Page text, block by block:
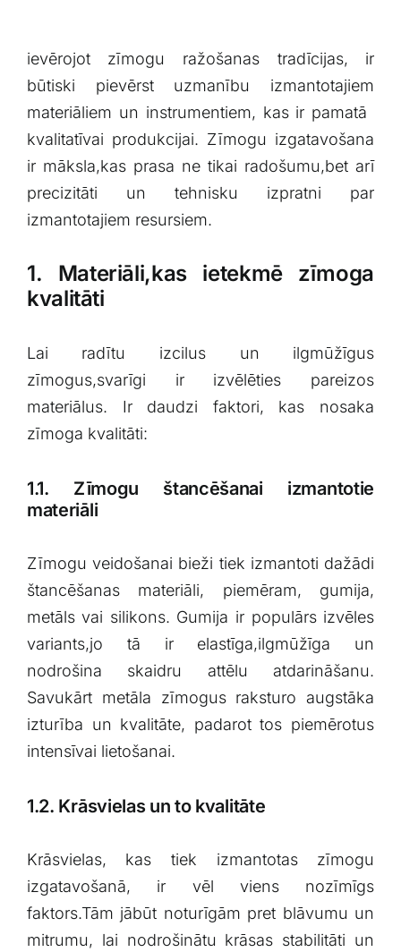
ievērojot ⁤zīmogu ražošanas tradīcijas,⁢ ir
būtiski​ pievērst uzmanību izmantotajiem
materiāliem un instrumentiem, ⁤kas ir pamatā ​
kvalitatīvai produkcijai. Zīmogu izgatavošana
‌ir māksla,kas⁣ prasa ne tikai radošumu,bet arī
precizitāti un tehnisku izpratni par
izmantotajiem resursiem.
1.​ Materiāli,kas ietekmē zīmoga
kvalitāti
Lai radītu izcilus un ilgmūžīgus
zīmogus,svarīgi ir izvēlēties ⁤pareizos⁤
materiālus. Ir daudzi faktori, kas nosaka
zīmoga kvalitāti:
1.1.‍ Zīmogu štancēšanai izmantotie
materiāli
Zīmogu ‍veidošanai bieži ‌tiek izmantoti dažādi⁣
štancēšanas materiāli, piemēram, gumija,
metāls vai silikons.⁣ Gumija‍ ir populārs izvēles
variants,jo tā ir elastīga,ilgmūžīga un‍
nodrošina skaidru​ attēlu atdarināšanu.
Savukārt metāla zīmogus raksturo augstāka⁢
izturība un kvalitāte, ⁢padarot tos ⁢piemērotus​
intensīvai lietošanai.
1.2. ​Krāsvielas un⁢ to kvalitāte
Krāsvielas, kas tiek izmantotas zīmogu
izgatavošanā, ir‍ vēl viens nozīmīgs
faktors.Tām jābūt‍ noturīgām pret blāvumu un
‌mitrumu, lai⁤ nodrošinātu krāsas stabilitāti un